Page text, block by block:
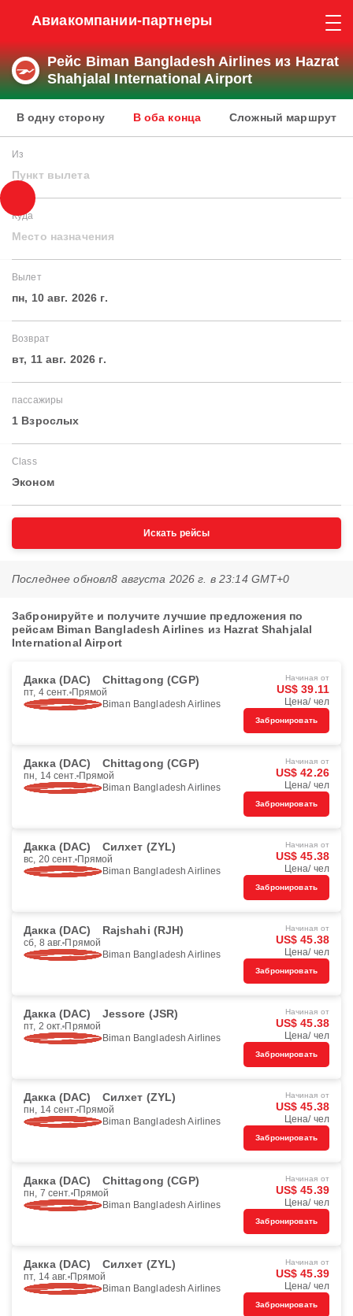
Авиакомпании-партнеры
Рейс Biman Bangladesh Airlines из Hazrat
Shahjalal International Airport
В одну сторону В оба конца Сложный маршрут
Из
Пункт вылета
Куда
Место назначения
Вылет
пн, 10 авг. 2026 г.
Возврат
вт, 11 авг. 2026 г.
пассажиры
1 Взрослых
Class
Эконом
Искать рейсы
Последнее обновл8 августа 2026 г. в 23:14 GMT+0
Забронируйте и получите лучшие предложения по
рейсам Biman Bangladesh Airlines из Hazrat Shahjalal
International Airport
Дакка (DAC) Chittagong (CGP)
пт, 4 сент. Прямой
Biman Bangladesh Airlines
Начиная от
US$ 39.11
Цена/ чел
Забронировать
Дакка (DAC) Chittagong (CGP)
пн, 14 сент. Прямой
Biman Bangladesh Airlines
Начиная от
US$ 42.26
Цена/ чел
Забронировать
Дакка (DAC) Силхет (ZYL)
вс, 20 сент. Прямой
Biman Bangladesh Airlines
Начиная от
US$ 45.38
Цена/ чел
Забронировать
Дакка (DAC) Rajshahi (RJH)
сб, 8 авг. Прямой
Biman Bangladesh Airlines
Начиная от
US$ 45.38
Цена/ чел
Забронировать
Дакка (DAC) Jessore (JSR)
пт, 2 окт. Прямой
Biman Bangladesh Airlines
Начиная от
US$ 45.38
Цена/ чел
Забронировать
Дакка (DAC) Силхет (ZYL)
пн, 14 сент. Прямой
Biman Bangladesh Airlines
Начиная от
US$ 45.38
Цена/ чел
Забронировать
Дакка (DAC) Chittagong (CGP)
пн, 7 сент. Прямой
Biman Bangladesh Airlines
Начиная от
US$ 45.39
Цена/ чел
Забронировать
Дакка (DAC) Силхет (ZYL)
пт, 14 авг. Прямой
Biman Bangladesh Airlines
Начиная от
US$ 45.39
Цена/ чел
Забронировать